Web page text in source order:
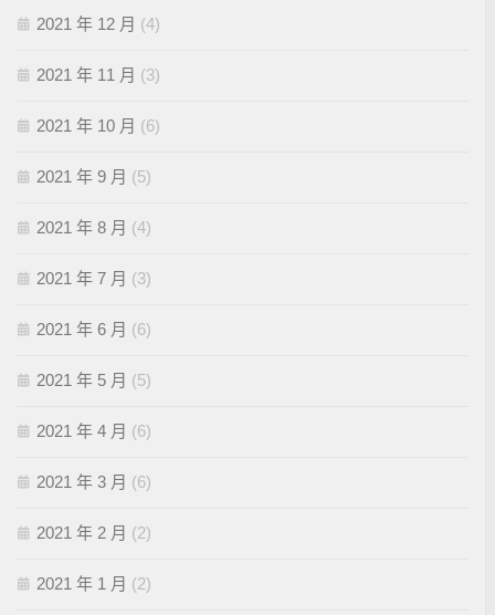
2021 年 12 月 (4)
2021 年 11 月 (3)
2021 年 10 月 (6)
2021 年 9 月 (5)
2021 年 8 月 (4)
2021 年 7 月 (3)
2021 年 6 月 (6)
2021 年 5 月 (5)
2021 年 4 月 (6)
2021 年 3 月 (6)
2021 年 2 月 (2)
2021 年 1 月 (2)